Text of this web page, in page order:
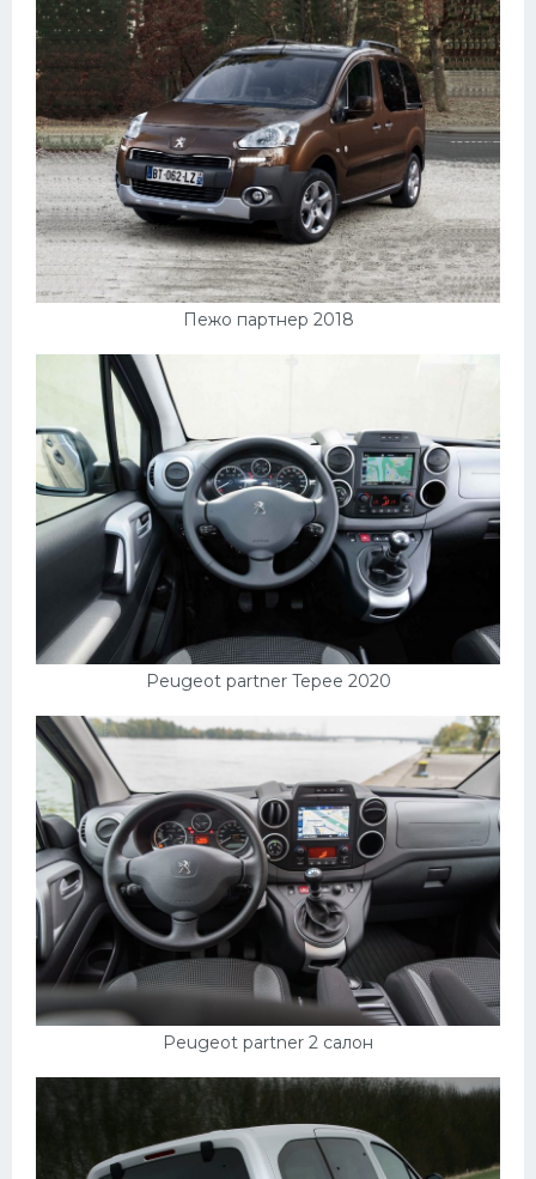
Пежо партнер 2018
Peugeot partner Tepee 2020
Peugeot partner 2 салон